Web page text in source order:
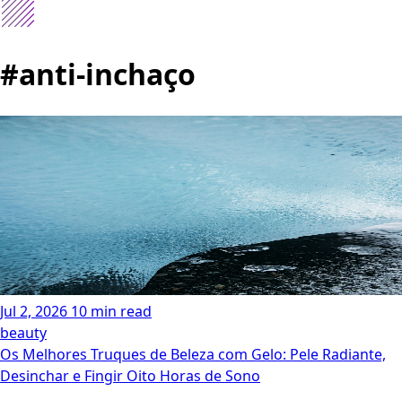
#anti-inchaço
Jul 2, 2026 10 min read
beauty
Os Melhores Truques de Beleza com Gelo: Pele Radiante,
Desinchar e Fingir Oito Horas de Sono